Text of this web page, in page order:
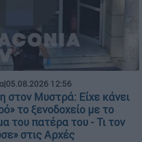
|05.08.2026 12:56
στον Μυστρά: Είχε κάνει
το ξενοδοχείο με το
του πατέρα του - Τι τον
στις Αρχές